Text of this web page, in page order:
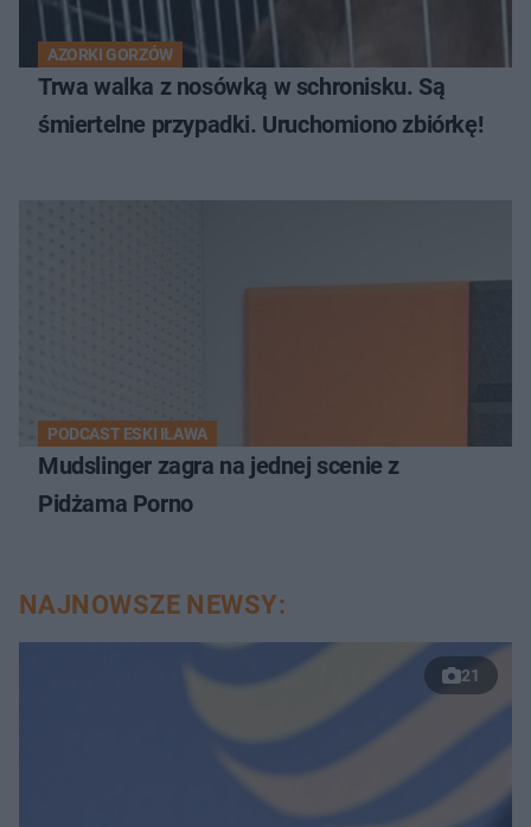
AZORKI GORZÓW
Trwa walka z nosówką w schronisku. Są
śmiertelne przypadki. Uruchomiono zbiórkę!
PODCAST ESKI IŁAWA
Mudslinger zagra na jednej scenie z
Pidżama Porno
NAJNOWSZE NEWSY:
21